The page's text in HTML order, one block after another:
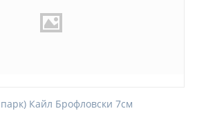
Кайл Брофловски 7см